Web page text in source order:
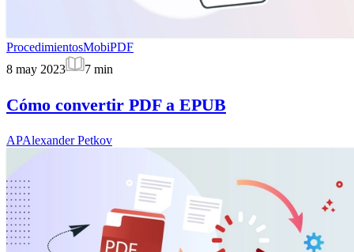
ProcedimientosMobiPDF
8 may 2023
7 min
Cómo convertir PDF a EPUB
APAlexander Petkov